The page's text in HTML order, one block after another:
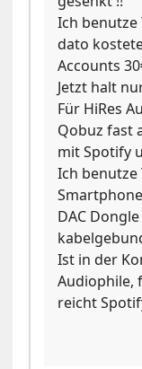
Ich benutze
dato
Accounts
Jetzt halt
Für HiRes
Qobuz fast
mit Spotify
Ich benutze
DAC
Ist in der
Audiophile,
reicht